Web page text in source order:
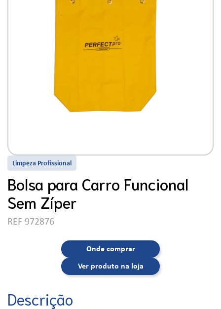
Limpeza Profissional
Bolsa para Carro Funcional
Sem Zíper
REF 972876
Onde comprar
Ver produto na loja
Descrição